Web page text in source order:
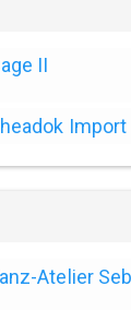
II
Import
Atelier